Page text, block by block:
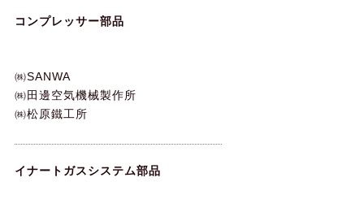
コンプレッサー部品
㈱SANWA
㈱田邊空気機械製作所
㈱松原鐵工所
イナートガスシステム部品